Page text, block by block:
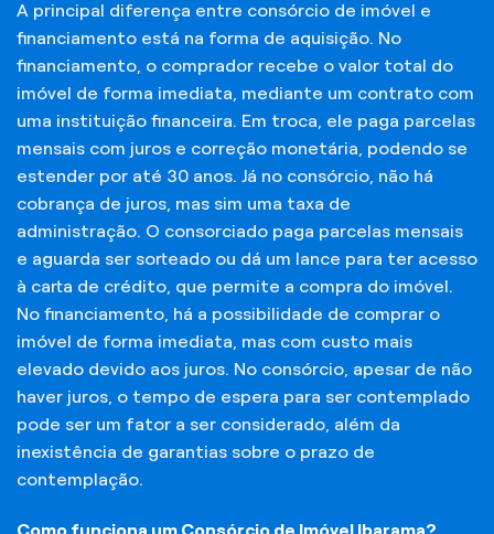
A principal diferença entre consórcio de imóvel e
financiamento está na forma de aquisição. No
financiamento, o comprador recebe o valor total do
imóvel de forma imediata, mediante um contrato com
uma instituição financeira. Em troca, ele paga parcelas
mensais com juros e correção monetária, podendo se
estender por até 30 anos. Já no consórcio, não há
cobrança de juros, mas sim uma taxa de
administração. O consorciado paga parcelas mensais
e aguarda ser sorteado ou dá um lance para ter acesso
à carta de crédito, que permite a compra do imóvel.
No financiamento, há a possibilidade de comprar o
imóvel de forma imediata, mas com custo mais
elevado devido aos juros. No consórcio, apesar de não
haver juros, o tempo de espera para ser contemplado
pode ser um fator a ser considerado, além da
inexistência de garantias sobre o prazo de
contemplação.